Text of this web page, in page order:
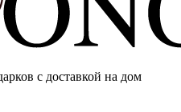
с доставкой на дом